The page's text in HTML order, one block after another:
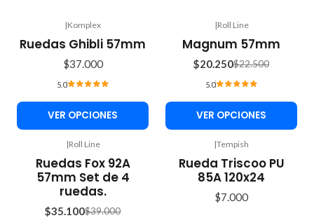
|Komplex
Ruedas Ghibli 57mm
$37.000
5.0
VER OPCIONES
-10%
OFF
|Roll Line
Magnum 57mm
$20.250$22.500
5.0
VER OPCIONES
-10%
OFF
|Roll Line
Ruedas Fox 92A
57mm Set de 4
ruedas.
$35.100$39.000
|Tempish
Rueda Triscoo PU
85A 120x24
$7.000